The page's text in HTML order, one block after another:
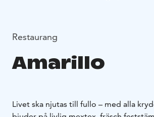
Restaurang
Amarillo
Livet ska njutas till fullo – med alla